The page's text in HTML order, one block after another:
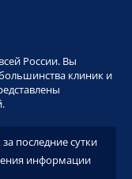
России. Вы
клиник и
последние сутки
информации